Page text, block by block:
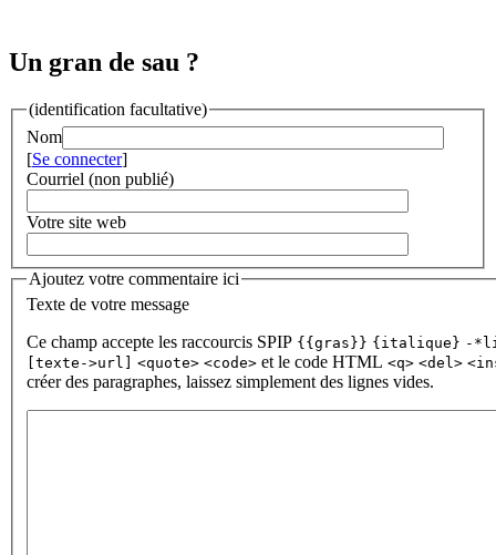
Un gran de sau ?
(identification facultative)
Nom
[Se connecter]
Courriel (non publié)
Votre site web
Ajoutez votre commentaire ici
Texte de votre message
Ce champ accepte les raccourcis SPIP {{gras}} {italique} -
[texte->url]
<quote> <code> et le code HTML <q> <del>
créer des paragraphes, laissez simplement des lignes vides.